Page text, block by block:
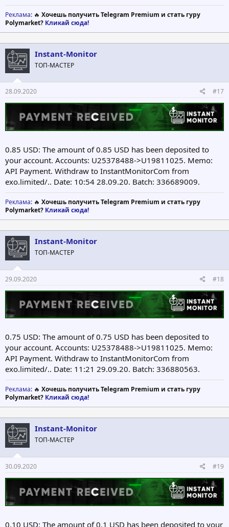
Реклама: 🔥 Хочешь получить Telegram Premium и стать гуру
Polymarket? Кликай сюда!
Instant-Monitor
ТОП-МАСТЕР
28.09.2020 #17
0.85 USD: The amount of 0.85 USD has been deposited to
your account. Accounts: U25378488->U19811025. Memo:
API Payment. Withdraw to InstantMonitorCom from
exo.limited/.. Date: 10:54 28.09.20. Batch: 336689009.
Реклама: 🔥 Хочешь получить Telegram Premium и стать гуру
Polymarket? Кликай сюда!
Instant-Monitor
ТОП-МАСТЕР
29.09.2020 #18
0.75 USD: The amount of 0.75 USD has been deposited to
your account. Accounts: U25378488->U19811025. Memo:
API Payment. Withdraw to InstantMonitorCom from
exo.limited/.. Date: 11:21 29.09.20. Batch: 336880563.
Реклама: 🔥 Хочешь получить Telegram Premium и стать гуру
Polymarket? Кликай сюда!
Instant-Monitor
ТОП-МАСТЕР
30.09.2020 #19
0.10 USD: The amount of 0.1 USD has been deposited to your